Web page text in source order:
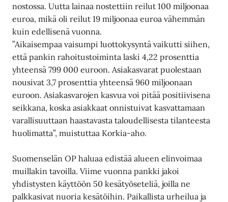
nostossa. Uutta lainaa nostettiin reilut 100 miljoonaa
euroa, mikä oli reilut 19 miljoonaa euroa vähemmän
kuin edellisenä vuonna.
”Aikaisempaa vaisumpi luottokysyntä vaikutti siihen,
että pankin rahoitustoiminta laski 4,22 prosenttia
yhteensä 799 000 euroon. Asiakasvarat puolestaan
nousivat 3,7 prosenttia yhteensä 960 miljoonaan
euroon. Asiakasvarojen kasvua voi pitää positiivisena
seikkana, koska asiakkaat onnistuivat kasvattamaan
varallisuuttaan haastavasta taloudellisesta tilanteesta
huolimatta”, muistuttaa Korkia-aho.
Suomenselän OP haluaa edistää alueen elinvoimaa
muillakin tavoilla. Viime vuonna pankki jakoi
yhdistysten käyttöön 50 kesätyöseteliä, joilla ne
palkkasivat nuoria kesätöihin. Paikallista urheilua ja